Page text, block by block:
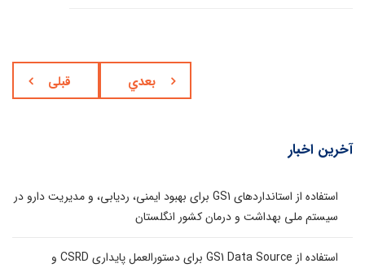
قبلی بعدي
آخرین اخبار
استفاده از استانداردهای GS1 برای بهبود ایمنی، ردیابی، و مدیریت دارو در
سیستم ملی بهداشت و درمان کشور انگلستان
استفاده از GS1 Data Source برای دستورالعمل پایداری CSRD و